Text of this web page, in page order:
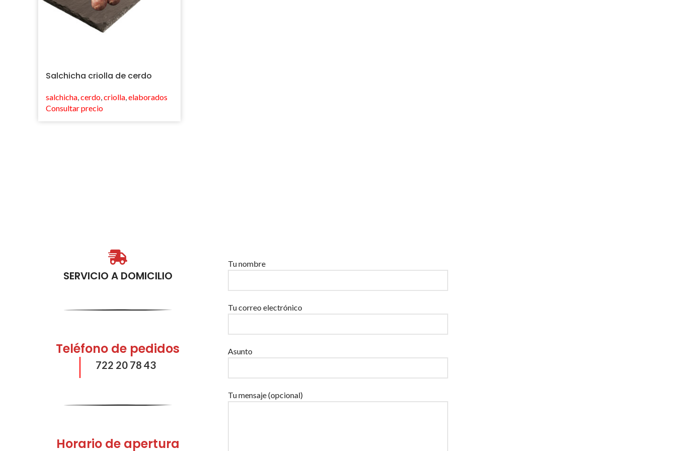
Salchicha criolla de cerdo
salchicha,cerdo,criolla,elaborados
Consultar precio
SERVICIO A DOMICILIO
Teléfono de pedidos
722 20 78 43
Horario de apertura
Tu nombre
Tu correo electrónico
Asunto
Tu mensaje (opcional)